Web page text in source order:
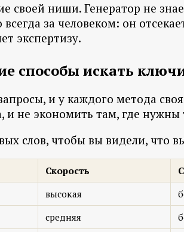
своей ниши. Генератор не
за человеком: он
экспертизу.
способы искать
и у каждого метода
и не экономить там, где
слов, чтобы вы видели, что
Скорость
высокая
средняя